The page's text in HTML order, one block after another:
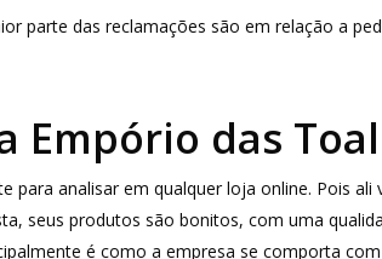
parte das reclamações são em relação a
Empório das
para analisar em qualquer loja online. Pois
seus produtos são bonitos, com uma
é como a empresa se comporta